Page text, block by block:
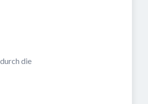
die